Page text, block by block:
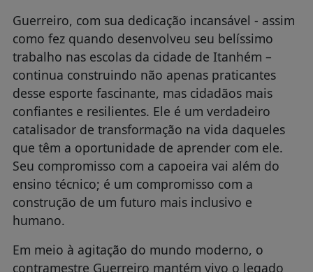
Guerreiro, com sua dedicação incansável - assim
como fez quando desenvolveu seu belíssimo
trabalho nas escolas da cidade de Itanhém –
continua construindo não apenas praticantes
desse esporte fascinante, mas cidadãos mais
confiantes e resilientes. Ele é um verdadeiro
catalisador de transformação na vida daqueles
que têm a oportunidade de aprender com ele.
Seu compromisso com a capoeira vai além do
ensino técnico; é um compromisso com a
construção de um futuro mais inclusivo e
humano.
Em meio à agitação do mundo moderno, o
contramestre Guerreiro mantém vivo o legado